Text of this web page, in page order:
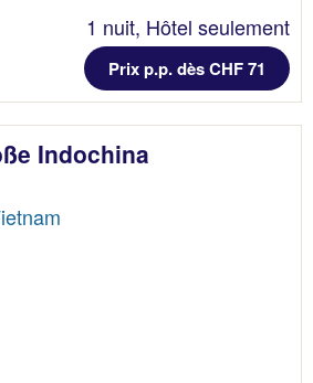
1 nuit, Hôtel seulement
Prix p.p. dès CHF 71
Indochina